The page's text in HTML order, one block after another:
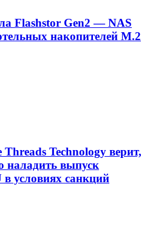
Flashstor Gen2 — NAS
накопителей M.2
Technology верит,
наладить выпуск
условиях санкций